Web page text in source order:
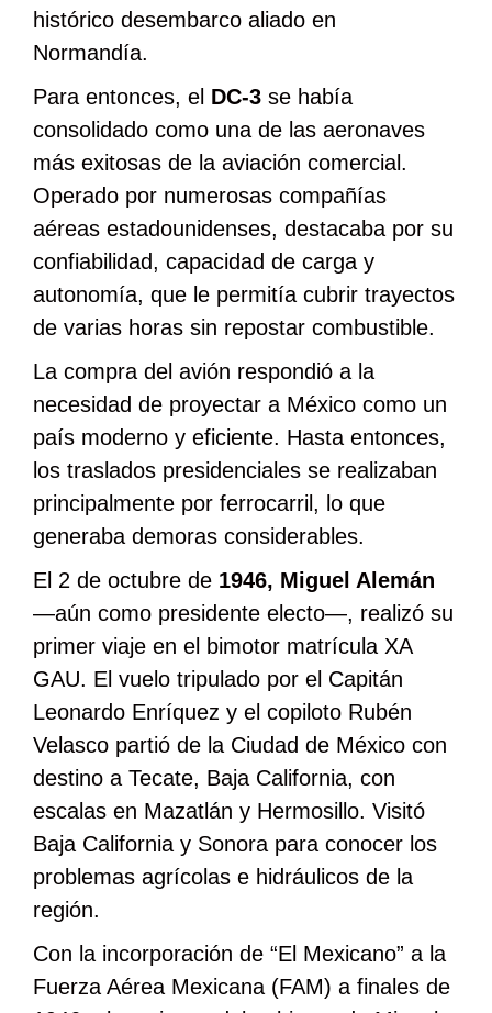
histórico desembarco aliado en
Normandía.
Para entonces, el DC-3 se había
consolidado como una de las aeronaves
más exitosas de la aviación comercial.
Operado por numerosas compañías
aéreas estadounidenses, destacaba por su
confiabilidad, capacidad de carga y
autonomía, que le permitía cubrir trayectos
de varias horas sin repostar combustible.
La compra del avión respondió a la
necesidad de proyectar a México como un
país moderno y eficiente. Hasta entonces,
los traslados presidenciales se realizaban
principalmente por ferrocarril, lo que
generaba demoras considerables.
El 2 de octubre de 1946, Miguel Alemán
―aún como presidente electo―, realizó su
primer viaje en el bimotor matrícula XA
GAU. El vuelo tripulado por el Capitán
Leonardo Enríquez y el copiloto Rubén
Velasco partió de la Ciudad de México con
destino a Tecate, Baja California, con
escalas en Mazatlán y Hermosillo. Visitó
Baja California y Sonora para conocer los
problemas agrícolas e hidráulicos de la
región.
Con la incorporación de “El Mexicano” a la
Fuerza Aérea Mexicana (FAM) a finales de